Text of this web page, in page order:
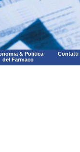
& Politica
del Farmaco
Contatti